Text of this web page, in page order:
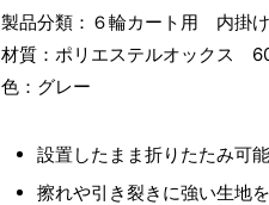
製品分類：６輪カート用 内掛
材質：ポリエステルオックス
色：グレー
設置したまま折りたたみ可能
擦れや引き裂きに強い生地